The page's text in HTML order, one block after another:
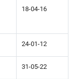
18-04-16
24-01-12
31-05-22